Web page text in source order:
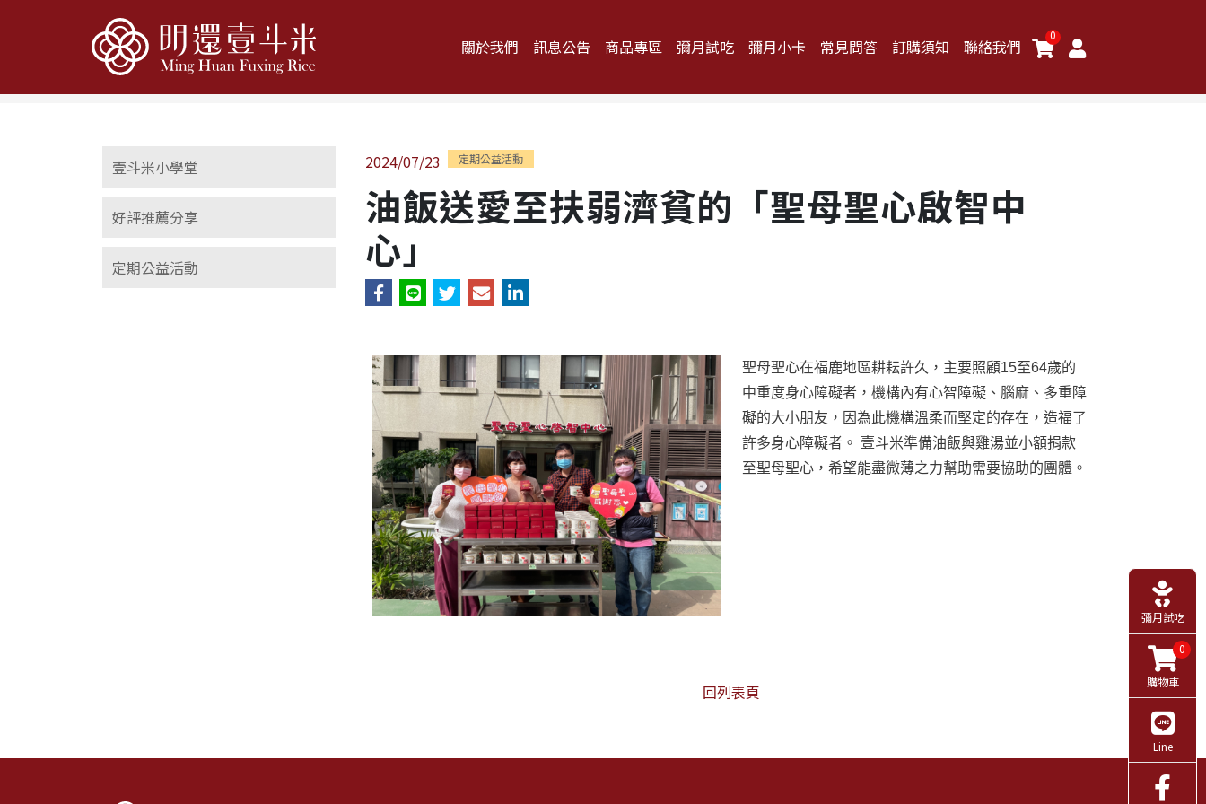
關於我們 訊息公告 商品專區 彌月試吃 彌月小卡 常見問答 訂購須知 聯絡我們
0
壹斗米小學堂
好評推薦分享
定期公益活動
2024/07/23 定期公益活動
油飯送愛至扶弱濟貧的「聖母聖心啟智中
心」
聖母聖心在福鹿地區耕耘許久，主要照顧15至64歲的
中重度身心障礙者，機構內有心智障礙、腦麻、多重障
礙的大小朋友，因為此機構溫柔而堅定的存在，造福了
許多身心障礙者。 壹斗米準備油飯與雞湯並小額捐款
至聖母聖心，希望能盡微薄之力幫助需要協助的團體。
回列表頁
彌月試吃
購物車
0
Line